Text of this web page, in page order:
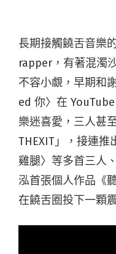
長期接觸饒舌音樂
rapper，有著混濁
不容小覷，早期和
ed 你〉在
樂迷喜愛，三人甚
THEXIT」，接連
雞腿〉等多首三人
泓首張個人作品《
在饒舌圈投下一顆